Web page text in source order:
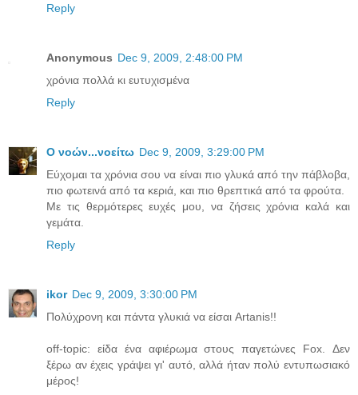
Reply
Anonymous Dec 9, 2009, 2:48:00 PM
χρόνια πολλά κι ευτυχισμένα
Reply
Ο νοών...νοείτω Dec 9, 2009, 3:29:00 PM
Εύχομαι τα χρόνια σου να είναι πιο γλυκά από την πάβλοβα,
πιο φωτεινά από τα κεριά, και πιο θρεπτικά από τα φρούτα.
Με τις θερμότερες ευχές μου, να ζήσεις χρόνια καλά και
γεμάτα.
Reply
ikor Dec 9, 2009, 3:30:00 PM
Πολύχρονη και πάντα γλυκιά να είσαι Artanis!!
off-topic: είδα ένα αφιέρωμα στους παγετώνες Fox. Δεν
ξέρω αν έχεις γράψει γι' αυτό, αλλά ήταν πολύ εντυπωσιακό
μέρος!